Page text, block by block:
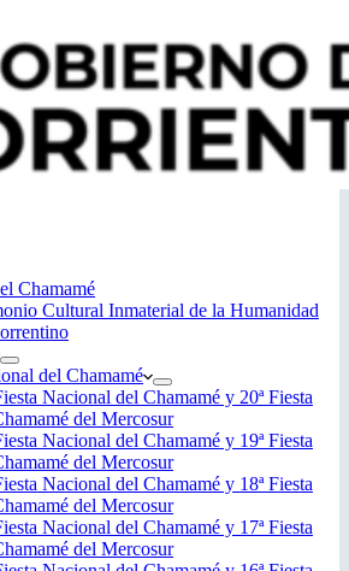
Chamamé
Cultural Inmaterial de la Humanidad
del Chamamé
Nacional del Chamamé y 20ª Fiesta
del Mercosur
Nacional del Chamamé y 19ª Fiesta
del Mercosur
Nacional del Chamamé y 18ª Fiesta
del Mercosur
Nacional del Chamamé y 17ª Fiesta
del Mercosur